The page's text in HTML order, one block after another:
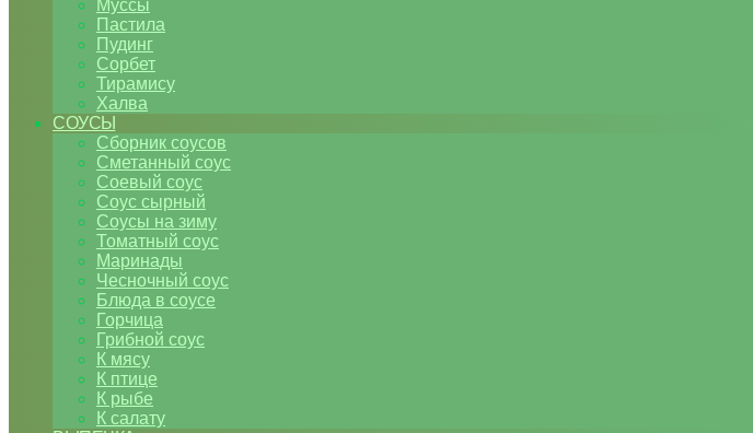
Муссы
Пастила
Пудинг
Сорбет
Тирамису
Халва
СОУСЫ
Сборник соусов
Сметанный соус
Соевый соус
Соус сырный
Соусы на зиму
Томатный соус
Маринады
Чесночный соус
Блюда в соусе
Горчица
Грибной соус
К мясу
К птице
К рыбе
К салату